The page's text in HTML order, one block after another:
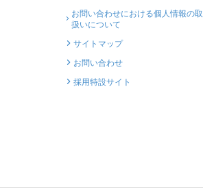
お問い合わせにおける個人情報の取
扱いについて
サイトマップ
お問い合わせ
採用特設サイト